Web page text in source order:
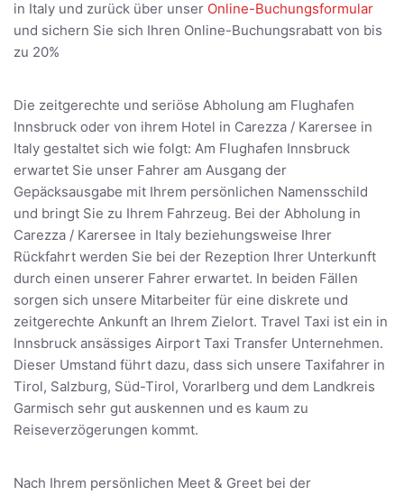
in Italy und zurück über unser Online-Buchungsformular
und sichern Sie sich Ihren Online-Buchungsrabatt von bis
zu 20%
Die zeitgerechte und seriöse Abholung am Flughafen
Innsbruck oder von ihrem Hotel in Carezza / Karersee in
Italy gestaltet sich wie folgt: Am Flughafen Innsbruck
erwartet Sie unser Fahrer am Ausgang der
Gepäcksausgabe mit Ihrem persönlichen Namensschild
und bringt Sie zu Ihrem Fahrzeug. Bei der Abholung in
Carezza / Karersee in Italy beziehungsweise Ihrer
Rückfahrt werden Sie bei der Rezeption Ihrer Unterkunft
durch einen unserer Fahrer erwartet. In beiden Fällen
sorgen sich unsere Mitarbeiter für eine diskrete und
zeitgerechte Ankunft an Ihrem Zielort. Travel Taxi ist ein in
Innsbruck ansässiges Airport Taxi Transfer Unternehmen.
Dieser Umstand führt dazu, dass sich unsere Taxifahrer in
Tirol, Salzburg, Süd-Tirol, Vorarlberg und dem Landkreis
Garmisch sehr gut auskennen und es kaum zu
Reiseverzögerungen kommt.
Nach Ihrem persönlichen Meet & Greet bei der